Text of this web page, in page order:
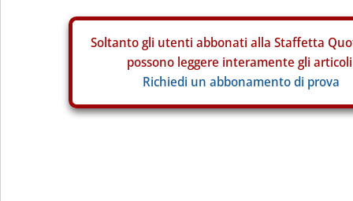
Soltanto gli utenti abbonati alla Staffetta
possono leggere interamente gli
Richiedi un abbonamento di prova